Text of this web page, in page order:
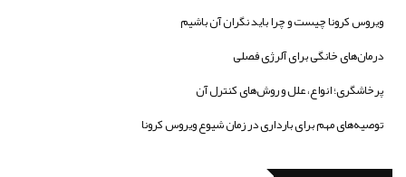
ویروس کرونا چیست و چرا باید نگران آن باشیم
درمان‌های خانگی برای آلرژی فصلی
پرخاشگری؛ انواع، علل و روش‌های کنترل آن
توصیه‌های مهم برای بارداری در زمان شیوع ویروس کرونا